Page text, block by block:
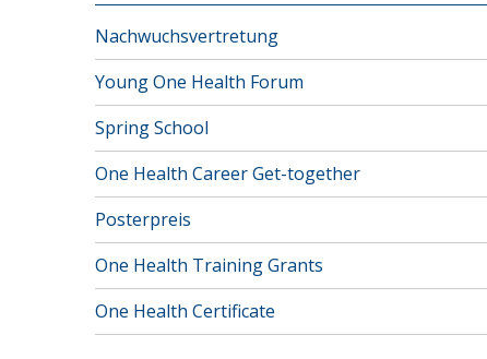
Nachwuchsvertretung
Young One Health Forum
Spring School
One Health Career Get-together
Posterpreis
One Health Training Grants
One Health Certificate